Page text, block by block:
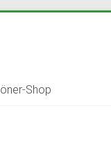
Shop